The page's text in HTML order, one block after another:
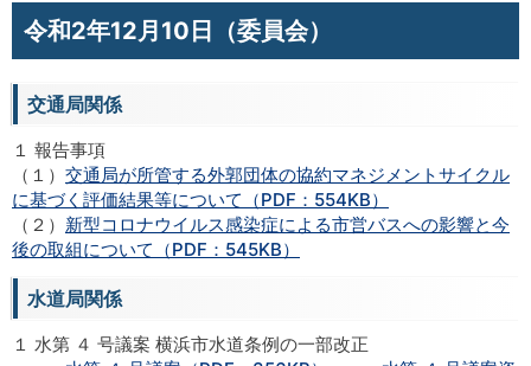
令和2年12月10日（委員会）
交通局関係
１ 報告事項
（１） 交通局が所管する外郭団体の協約マネジメントサイクル
に基づく評価結果等について（PDF：554KB）
（２） 新型コロナウイルス感染症による市営バスへの影響と今
後の取組について（PDF：545KB）
水道局関係
１ 水第 ４ 号議案 横浜市水道条例の一部改正